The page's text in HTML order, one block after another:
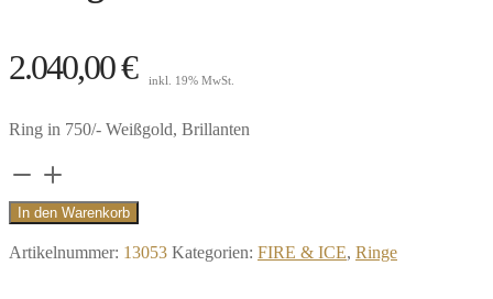
2.040,00€ inkl. 19% MwSt.
Ring in 750/- Weißgold, Brillanten
Ring
Wave,
Brillanten,
In den Warenkorb
Artikelnummer: 13053 Kategorien: FIRE & ICE, Ringe